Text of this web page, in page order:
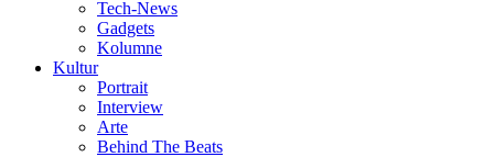
Tech-News
Gadgets
Kolumne
Kultur
Portrait
Interview
Arte
Behind The Beats